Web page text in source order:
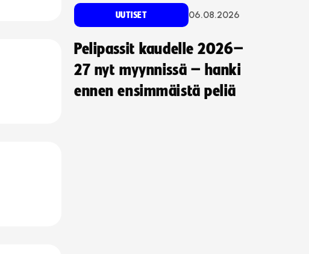
UUTISET 06.08.2026
Pelipassit kaudelle 2026–
27 nyt myynnissä – hanki
ennen ensimmäistä peliä